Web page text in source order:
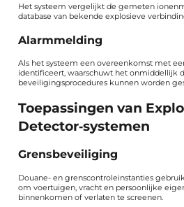
Het systeem vergelijkt de gemeten
database van bekende explosieve
Alarmmelding
Als het systeem een overeenkomst met
identificeert, waarschuwt het onmiddellijk
beveiligingsprocedures kunnen worden
Toepassingen van
Detector‑systemen
Grensbeveiliging
Douane- en grenscontroleinstanties
om voertuigen, vracht en persoonlijke
binnenkomen of verlaten te screenen.